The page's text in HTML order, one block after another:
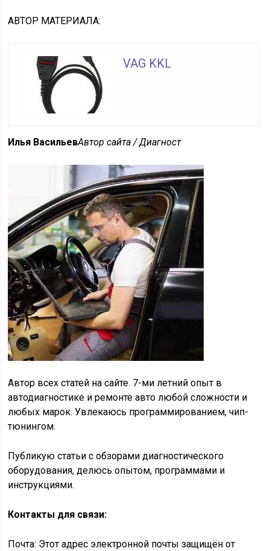
АВТОР МАТЕРИАЛА:
VAG KKL
Илья ВасильевАвтор сайта / Диагност
Автор всех статей на сайте. 7-ми летний опыт в
автодиагностике и ремонте авто любой сложности и
любых марок. Увлекаюсь программированием, чип-
тюнингом.
Публикую статьи с обзорами диагностического
оборудования, делюсь опытом, программами и
инструкциями.
Контакты для связи:
Почта: Этот адрес электронной почты защищён от